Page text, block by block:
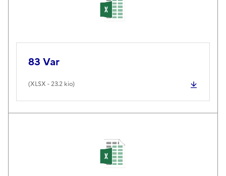
83 Var
(XLSX - 23.2 kio)